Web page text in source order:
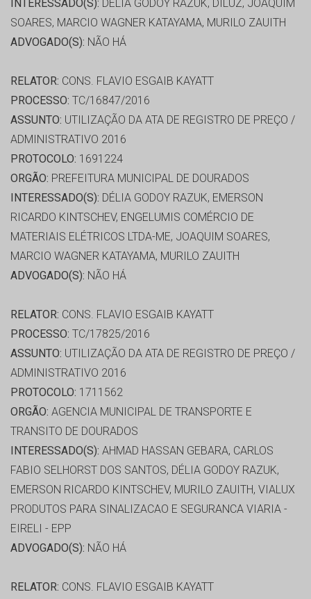
INTERESSADO(S): DÉLIA GODOY RAZUK, DILUZ, JOAQUIM
SOARES, MARCIO WAGNER KATAYAMA, MURILO ZAUITH
ADVOGADO(S): NÃO HÁ
RELATOR: CONS. FLAVIO ESGAIB KAYATT
PROCESSO: TC/16847/2016
ASSUNTO: UTILIZAÇÃO DA ATA DE REGISTRO DE PREÇO /
ADMINISTRATIVO 2016
PROTOCOLO: 1691224
ORGÃO: PREFEITURA MUNICIPAL DE DOURADOS
INTERESSADO(S): DÉLIA GODOY RAZUK, EMERSON
RICARDO KINTSCHEV, ENGELUMIS COMÉRCIO DE
MATERIAIS ELÉTRICOS LTDA-ME, JOAQUIM SOARES,
MARCIO WAGNER KATAYAMA, MURILO ZAUITH
ADVOGADO(S): NÃO HÁ
RELATOR: CONS. FLAVIO ESGAIB KAYATT
PROCESSO: TC/17825/2016
ASSUNTO: UTILIZAÇÃO DA ATA DE REGISTRO DE PREÇO /
ADMINISTRATIVO 2016
PROTOCOLO: 1711562
ORGÃO: AGENCIA MUNICIPAL DE TRANSPORTE E
TRANSITO DE DOURADOS
INTERESSADO(S): AHMAD HASSAN GEBARA, CARLOS
FABIO SELHORST DOS SANTOS, DÉLIA GODOY RAZUK,
EMERSON RICARDO KINTSCHEV, MURILO ZAUITH, VIALUX
PRODUTOS PARA SINALIZACAO E SEGURANCA VIARIA -
EIRELI - EPP
ADVOGADO(S): NÃO HÁ
RELATOR: CONS. FLAVIO ESGAIB KAYATT